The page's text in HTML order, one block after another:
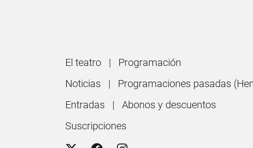
El teatro
Programación
Noticias
Programaciones pasadas
Entradas
Abonos y descuentos
Suscripciones